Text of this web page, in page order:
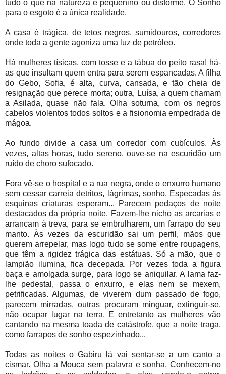
tudo o que na natureza é pequenino ou disforme. O Sonho
para o esgoto é a única realidade.
A casa é trágica, de tetos negros, sumidouros, corredores
onde toda a gente agoniza uma luz de petróleo.
Há mulheres tísicas, com tosse e a tábua do peito rasa! há-
as que insultam quem entra para serem espancadas. A filha
do Gebo, Sofia, é alta, curva, cansada, e tão cheia de
resignação que perece morta; outra, Luísa, a quem chamam
a Asilada, quase não fala. Olha soturna, com os negros
cabelos violentos todos soltos e a fisionomia empedrada de
mágoa.
Ao fundo divide a casa um corredor com cubículos. Às
vezes, altas horas, tudo sereno, ouve-se na escuridão um
ruído de choro sufocado.
Fora vê-se o hospital e a rua negra, onde o enxurro humano
sem cessar carreia detritos, lágrimas, sonho. Especadas às
esquinas criaturas esperam... Parecem pedaços de noite
destacados da própria noite. Fazem-lhe nicho as arcarias e
arrancam à treva, para se embrulharem, um farrapo do seu
manto. Às vezes da escuridão sai um perfil, mãos que
querem arrepelar, mas logo tudo se some entre roupagens,
que têm a rigidez trágica das estátuas. Só a mão, que o
lampião ilumina, fica decepada. Por vezes toda a figura
baça e amolgada surge, para logo se aniquilar. A lama faz-
lhe pedestal, passa o enxurro, e elas nem se mexem,
petrificadas. Algumas, de viverem dum passado de fogo,
parecem mirradas, outras procuram minguar, extinguir-se,
não ocupar lugar na terra. E entretanto as mulheres vão
cantando na mesma toada de catástrofe, que a noite traga,
como farrapos de sonho espezinhado...
Todas as noites o Gabiru lá vai sentar-se a um canto a
cismar. Olha a Mouca sem palavra e sonha. Conhecem-no